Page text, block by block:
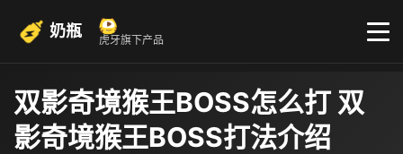
奶瓶 虎牙旗下产品
双影奇境猴王BOSS怎么打 双
影奇境猴王BOSS打法介绍